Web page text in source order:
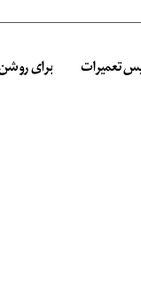
تعمیرات
برای